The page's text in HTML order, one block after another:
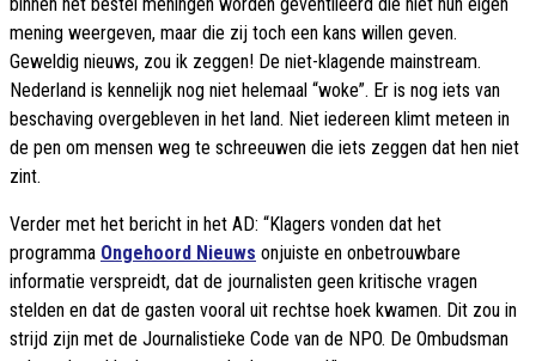
binnen het bestel meningen worden geventileerd die niet hun eigen
mening weergeven, maar die zij toch een kans willen geven.
Geweldig nieuws, zou ik zeggen! De niet-klagende mainstream.
Nederland is kennelijk nog niet helemaal “woke”. Er is nog iets van
beschaving overgebleven in het land. Niet iedereen klimt meteen in
de pen om mensen weg te schreeuwen die iets zeggen dat hen niet
zint.
Verder met het bericht in het AD: “Klagers vonden dat het
programma Ongehoord Nieuws onjuiste en onbetrouwbare
informatie verspreidt, dat de journalisten geen kritische vragen
stelden en dat de gasten vooral uit rechtse hoek kwamen. Dit zou in
strijd zijn met de Journalistieke Code van de NPO. De Ombudsman